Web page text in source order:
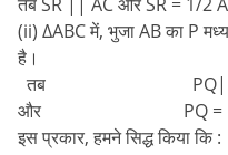
(ii) ∆ABC में, भुजा AB का P
है।
तब PQ||
और PQ = 1/2
इस प्रकार, हमने सिद्ध किया कि :